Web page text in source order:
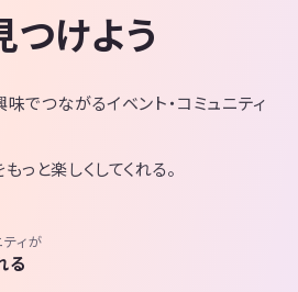
つけよう
でつながるイベント・コミュニティ
っと楽しくしてくれる。
ィが
る